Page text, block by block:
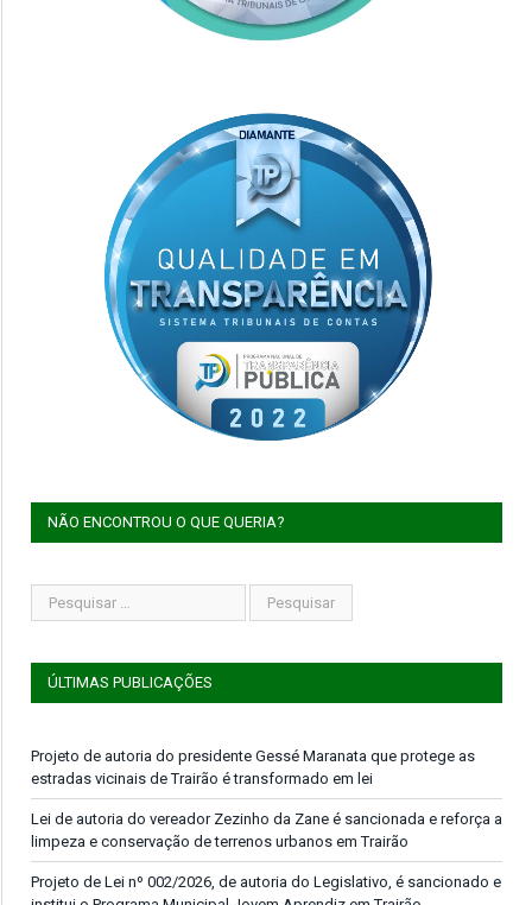
NÃO ENCONTROU O QUE QUERIA?
ÚLTIMAS PUBLICAÇÕES
Projeto de autoria do presidente Gessé Maranata que protege as
estradas vicinais de Trairão é transformado em lei
Lei de autoria do vereador Zezinho da Zane é sancionada e reforça a
limpeza e conservação de terrenos urbanos em Trairão
Projeto de Lei nº 002/2026, de autoria do Legislativo, é sancionado e